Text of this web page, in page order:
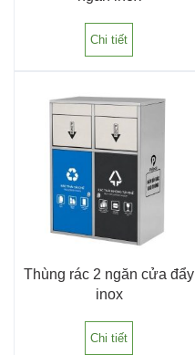
Chi tiết
Thùng rác 2 ngăn cửa đẩy
inox
Chi tiết